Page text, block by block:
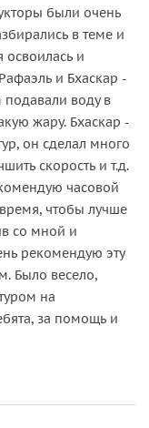
были очень
в теме и
освоилась и
и Бхаскар -
подавали воду в
жару. Бхаскар -
он сделал много
скорость и т.д.
часовой
чтобы лучше
со мной и
рекомендую эту
Было весело,
на
за помощь и